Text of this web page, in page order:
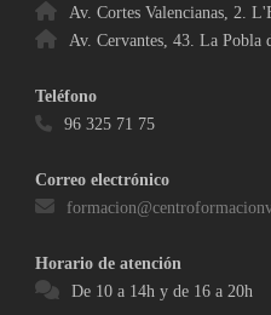
Av. Cortes Valencianas, 2.
Av. Cervantes, 43. La Pobla
Teléfono
96 325 71 75
Correo electrónico
Horario de atención
De 10 a 14h y de 16 a 20h